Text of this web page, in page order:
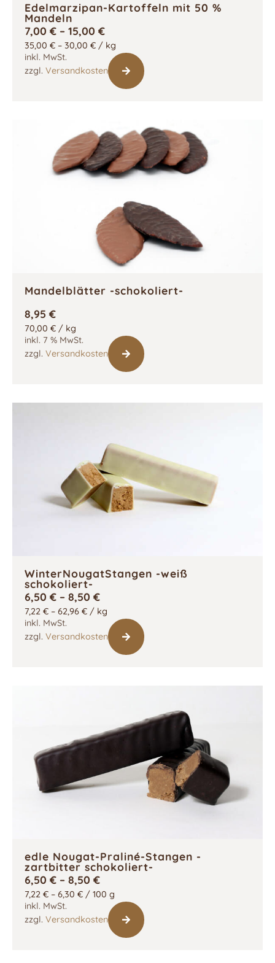
Edelmarzipan-Kartoffeln mit 50 %
Mandeln
7,00 € – 15,00 €
35,00 € – 30,00 € / kg
inkl. MwSt.
zzgl. Versandkosten
Mandelblätter -schokoliert-
8,95 €
70,00 € / kg
inkl. 7 % MwSt.
zzgl. Versandkosten
WinterNougatStangen -weiß
schokoliert-
6,50 € – 8,50 €
7,22 € – 62,96 € / kg
inkl. MwSt.
zzgl. Versandkosten
edle Nougat-Praliné-Stangen -
zartbitter schokoliert-
6,50 € – 8,50 €
7,22 € – 6,30 € / 100 g
inkl. MwSt.
zzgl. Versandkosten